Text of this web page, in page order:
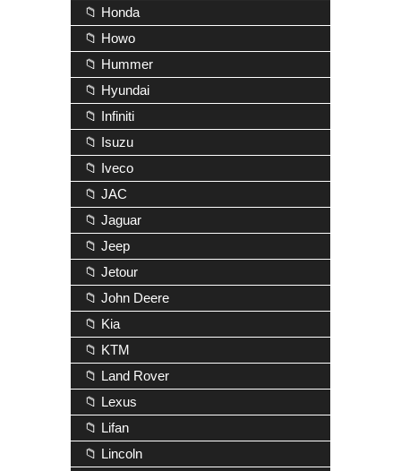
📁 Honda
📁 Howo
📁 Hummer
📁 Hyundai
📁 Infiniti
📁 Isuzu
📁 Iveco
📁 JAC
📁 Jaguar
📁 Jeep
📁 Jetour
📁 John Deere
📁 Kia
📁 KTM
📁 Land Rover
📁 Lexus
📁 Lifan
📁 Lincoln